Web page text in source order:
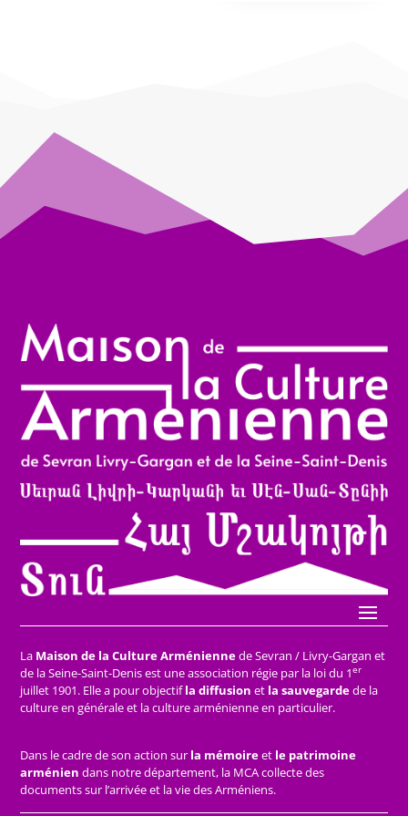
La Maison de la Culture Arméniennede Sevran / Livry-Gargan et
de la Seine-Saint-Denis est une association régie par la loi du 1er
juillet 1901. Elle a pour objectifla diffusion et la sauvegardede la
culture en générale et la culture arménienne en particulier.
Dans le cadre de son action sur la mémoireet le patrimoine
arménien dans notre département, la MCA collecte des
documents sur l’arrivée et la vie des Arméniens.